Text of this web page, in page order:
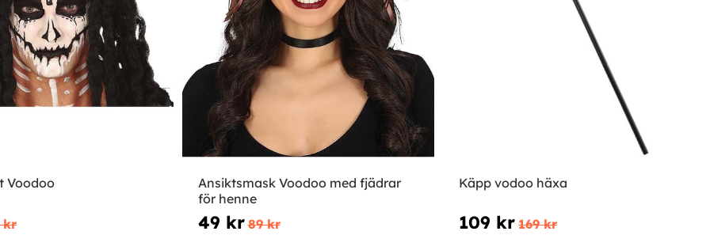
Voodoo
kr
Ansiktsmask Voodoo med fjädrar
för henne
49 kr 89 kr
Käpp vodoo häxa
109 kr 169 kr